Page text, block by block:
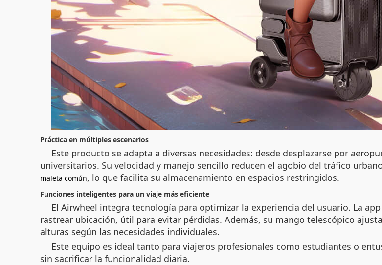
Práctica en múltiples escenarios
Este producto se adapta a diversas necesidades: desde desplazarse por
universitarios. Su velocidad y manejo sencillo reducen el agobio del tráfico
maleta común, lo que facilita su almacenamiento en espacios restringidos.
Funciones inteligentes para un viaje más eficiente
El Airwheel integra tecnología para optimizar la experiencia del usuario. La
rastrear ubicación, útil para evitar pérdidas. Además, su mango telescópico
alturas según las necesidades individuales.
Este equipo es ideal tanto para viajeros profesionales como estudiantes o
sin sacrificar la funcionalidad diaria.